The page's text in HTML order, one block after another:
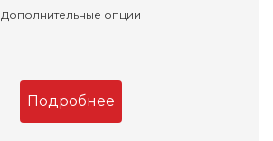
Дополнительные опции
Подробнее